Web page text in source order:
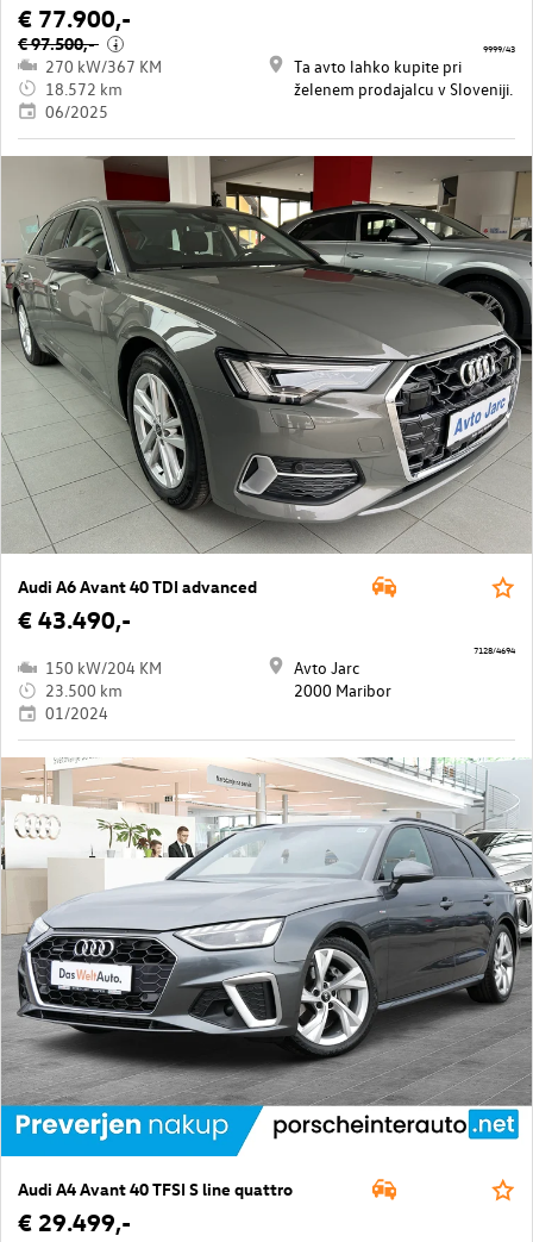
€ 77.900,-
€ 97.500,- i
270 kW/367 KM
18.572 km
06/2025
Ta avto lahko kupite pri
želenem prodajalcu v Sloveniji.
9999/43
Audi A6 Avant 40 TDI advanced
€ 43.490,-
150 kW/204 KM
23.500 km
01/2024
Avto Jarc
2000 Maribor
7128/4694
Audi A4 Avant 40 TFSI S line quattro
€ 29.499,-